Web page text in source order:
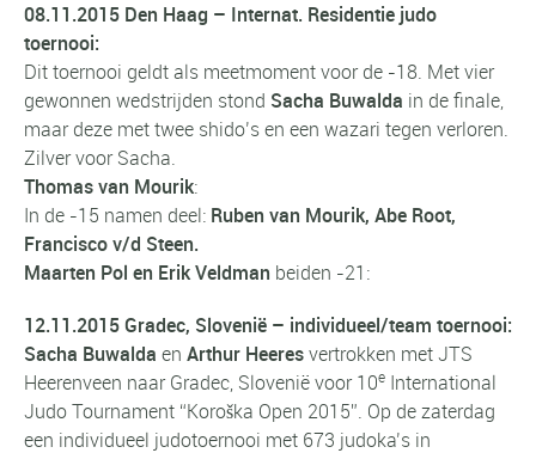
08.11.2015 Den Haag – Internat. Residentie judo
toernooi:
Dit toernooi geldt als meetmoment voor de -18. Met vier
gewonnen wedstrijden stond Sacha Buwalda in de finale,
maar deze met twee shido’s en een wazari tegen verloren.
Zilver voor Sacha.
Thomas van Mourik:
In de -15 namen deel: Ruben van Mourik, Abe Root,
Francisco v/d Steen.
Maarten Pol en Erik Veldman beiden -21:
12.11.2015Gradec, Slovenië – individueel/team toernooi:
Sacha Buwalda en Arthur Heeresvertrokken met JTS
Heerenveen naar Gradec, Slovenië voor 10e International
Judo Tournament “Koroška Open 2015”. Op de zaterdag
een individueel judotoernooi met 673 judoka’s in